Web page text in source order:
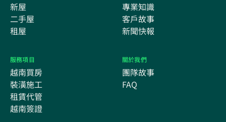
新屋
二手屋
租屋
專業知識
客戶故事
新聞快報
服務項目
越南買房
裝潢施工
租賃代管
越南簽證
關於我們
團隊故事
FAQ